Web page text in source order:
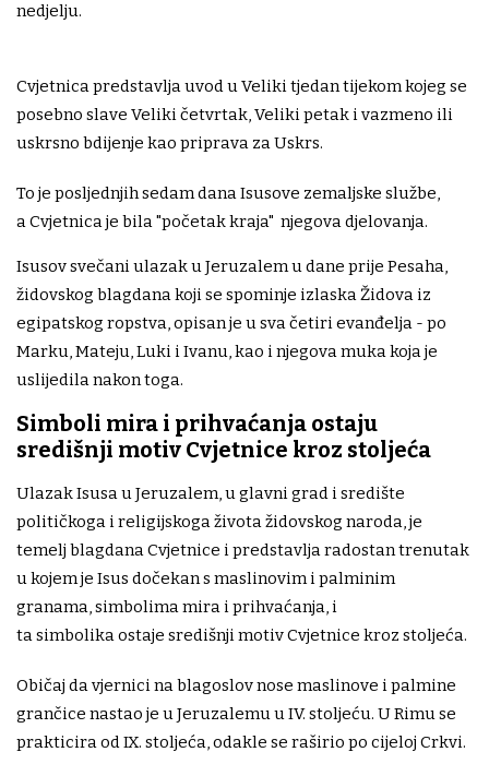
nedjelju.
Cvjetnica predstavlja uvod u Veliki tjedan tijekom kojeg se
posebno slave Veliki četvrtak, Veliki petak i vazmeno ili
uskrsno bdijenje kao priprava za Uskrs.
To je posljednjih sedam dana Isusove zemaljske službe,
a Cvjetnica je bila "početak kraja" njegova djelovanja.
Isusov svečani ulazak u Jeruzalem u dane prije Pesaha,
židovskog blagdana koji se spominje izlaska Židova iz
egipatskog ropstva, opisan je u sva četiri evanđelja - po
Marku, Mateju, Luki i Ivanu, kao i njegova muka koja je
uslijedila nakon toga.
Simboli mira i prihvaćanja ostaju
središnji motiv Cvjetnice kroz stoljeća
Ulazak Isusa u Jeruzalem, u glavni grad i središte
političkoga i religijskoga života židovskog naroda, je
temelj blagdana Cvjetnice i predstavlja radostan trenutak
u kojem je Isus dočekan s maslinovim i palminim
granama, simbolima mira i prihvaćanja, i
ta simbolika ostaje središnji motiv Cvjetnice kroz stoljeća.
Običaj da vjernici na blagoslov nose maslinove i palmine
grančice nastao je u Jeruzalemu u IV. stoljeću. U Rimu se
prakticira od IX. stoljeća, odakle se raširio po cijeloj Crkvi.